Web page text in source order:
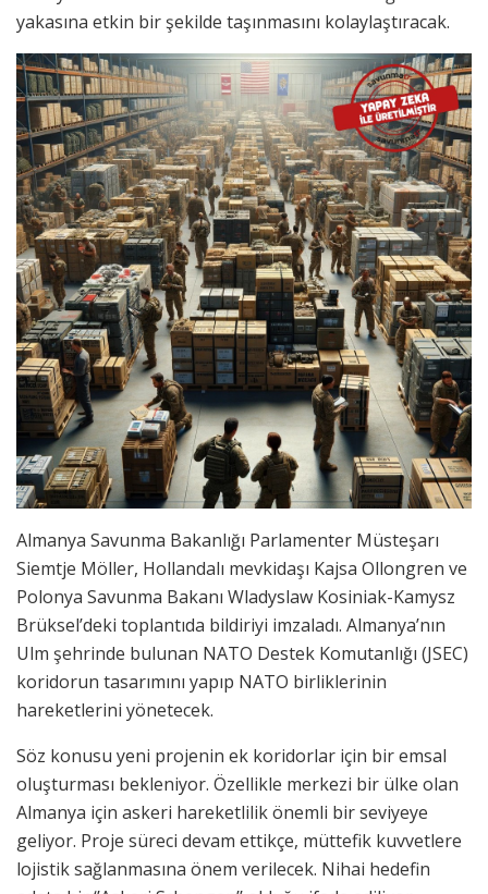
yakasına etkin bir şekilde taşınmasını kolaylaştıracak.
Almanya Savunma Bakanlığı Parlamenter Müsteşarı
Siemtje Möller, Hollandalı mevkidaşı Kajsa Ollongren ve
Polonya Savunma Bakanı Wladyslaw Kosiniak-Kamysz
Brüksel’deki toplantıda bildiriyi imzaladı. Almanya’nın
Ulm şehrinde bulunan NATO Destek Komutanlığı (JSEC)
koridorun tasarımını yapıp NATO birliklerinin
hareketlerini yönetecek.
Söz konusu yeni projenin ek koridorlar için bir emsal
oluşturması bekleniyor. Özellikle merkezi bir ülke olan
Almanya için askeri hareketlilik önemli bir seviyeye
geliyor. Proje süreci devam ettikçe, müttefik kuvvetlere
lojistik sağlanmasına önem verilecek. Nihai hedefin